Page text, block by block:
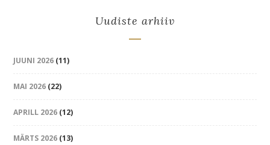
Uudiste arhiiv
JUUNI 2026 (11)
MAI 2026 (22)
APRILL 2026 (12)
MÄRTS 2026 (13)